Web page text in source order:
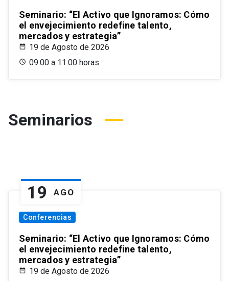
Seminario: “El Activo que Ignoramos: Cómo
el envejecimiento redefine talento,
mercados y estrategia”
19 de Agosto de 2026
09:00 a 11:00 horas
Seminarios
19 AGO
Conferencias
Seminario: “El Activo que Ignoramos: Cómo
el envejecimiento redefine talento,
mercados y estrategia”
19 de Agosto de 2026